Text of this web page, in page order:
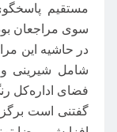
مستقیم
سوی مراجعان
در حاشیه این
شامل شیرینی
فضای اداره‌کل
گفتنی است